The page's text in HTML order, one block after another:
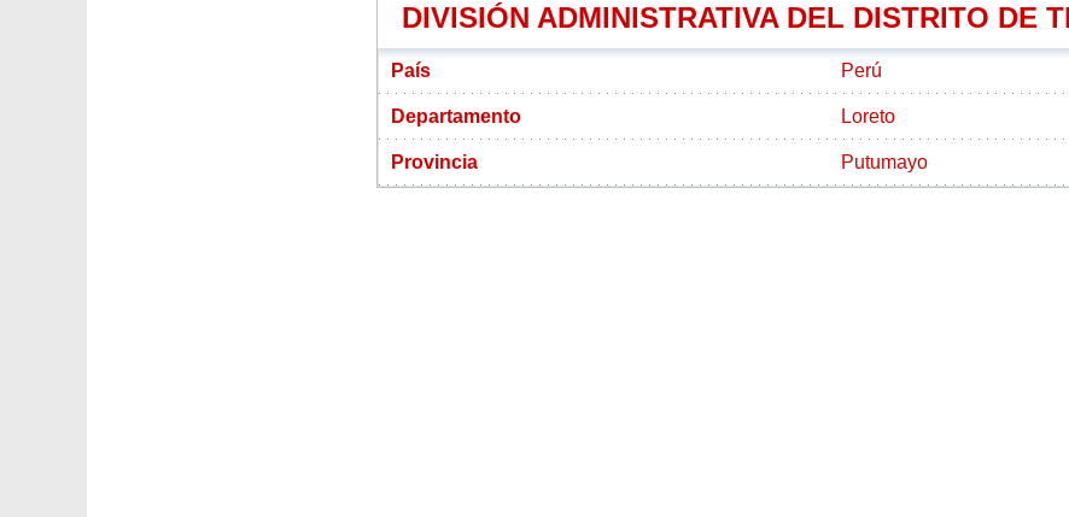
DIVISIÓN ADMINISTRATIVA DEL DISTRITO DE
País Perú
Departamento Loreto
Provincia Putumayo